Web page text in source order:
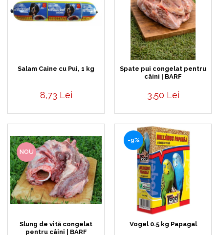
Salam Caine cu Pui, 1 kg
8,73 Lei
Spate pui congelat pentru
câini | BARF
3,50 Lei
NOU
Slung de vită congelat
pentru câini | BARF
-9%
Vogel 0.5 kg Papagal